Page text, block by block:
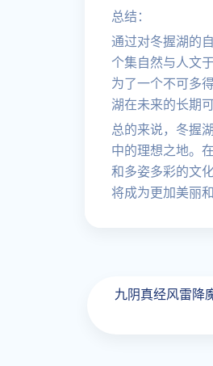
总结：
通过对冬握湖的
个集自然与人文
为了一个不可多
湖在未来的长期
总的来说，冬握
中的理想之地。
和多姿多彩的文
将成为更加美丽
九阴真经风雷降